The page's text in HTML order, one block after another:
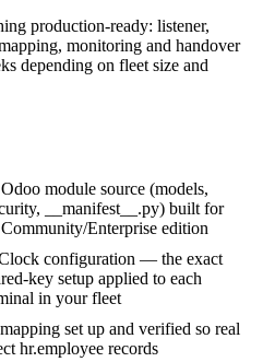
production-ready: listener,
monitoring and handover
depending on fleet size and
module source (models,
__manifest__.py) built for
Enterprise edition
configuration — the exact
key setup applied to each
in your fleet
set up and verified so real
hr.employee records